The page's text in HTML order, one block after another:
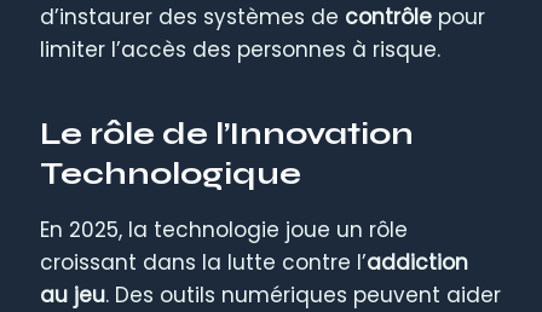
d’instaurer des systèmes de contrôle pour
limiter l’accès des personnes à risque.
Le rôle de l’Innovation
Technologique
En 2025, la technologie joue un rôle
croissant dans la lutte contre l’addiction
au jeu. Des outils numériques peuvent aider